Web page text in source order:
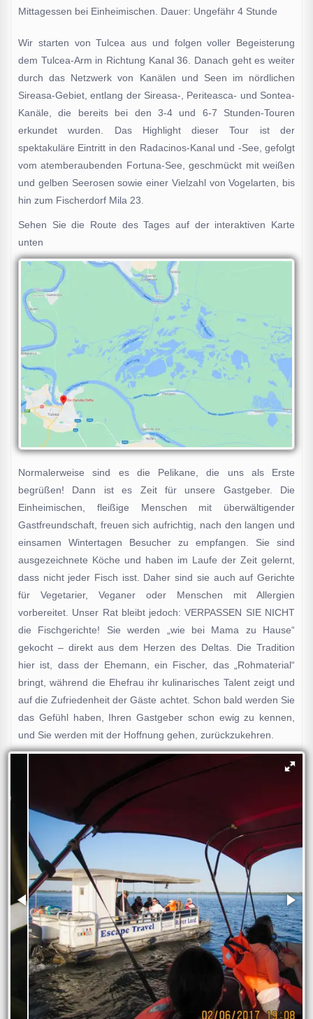
Mittagessen bei Einheimischen. Dauer: Ungefähr 4 Stunde
Wir starten von Tulcea aus und folgen voller Begeisterung
dem Tulcea-Arm in Richtung Kanal 36. Danach geht es weiter
durch das Netzwerk von Kanälen und Seen im nördlichen
Sireasa-Gebiet, entlang der Sireasa-, Periteasca- und Sontea-
Kanäle, die bereits bei den 3-4 und 6-7 Stunden-Touren
erkundet wurden. Das Highlight dieser Tour ist der
spektakuläre Eintritt in den Radacinos-Kanal und -See, gefolgt
vom atemberaubenden Fortuna-See, geschmückt mit weißen
und gelben Seerosen sowie einer Vielzahl von Vogelarten, bis
hin zum Fischerdorf Mila 23.
Sehen Sie die Route des Tages auf der interaktiven Karte
unten
Normalerweise sind es die Pelikane, die uns als Erste
begrüßen! Dann ist es Zeit für unsere Gastgeber. Die
Einheimischen, fleißige Menschen mit überwältigender
Gastfreundschaft, freuen sich aufrichtig, nach den langen und
einsamen Wintertagen Besucher zu empfangen. Sie sind
ausgezeichnete Köche und haben im Laufe der Zeit gelernt,
dass nicht jeder Fisch isst. Daher sind sie auch auf Gerichte
für Vegetarier, Veganer oder Menschen mit Allergien
vorbereitet. Unser Rat bleibt jedoch: VERPASSEN SIE NICHT
die Fischgerichte! Sie werden „wie bei Mama zu Hause“
gekocht – direkt aus dem Herzen des Deltas. Die Tradition
hier ist, dass der Ehemann, ein Fischer, das „Rohmaterial“
bringt, während die Ehefrau ihr kulinarisches Talent zeigt und
auf die Zufriedenheit der Gäste achtet. Schon bald werden Sie
das Gefühl haben, Ihren Gastgeber schon ewig zu kennen,
und Sie werden mit der Hoffnung gehen, zurückzukehren.